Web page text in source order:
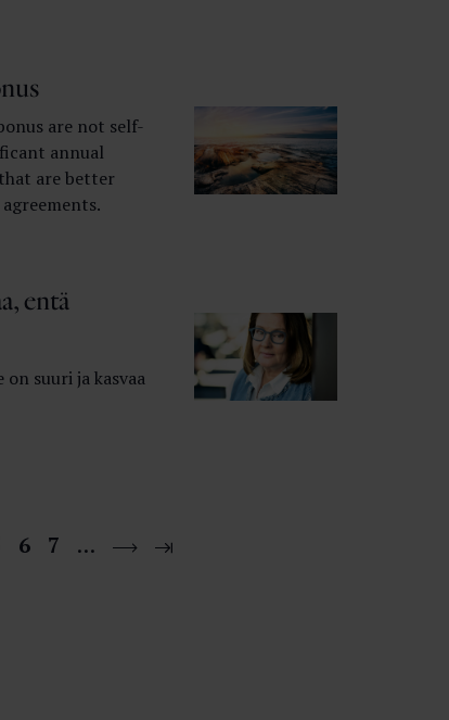
are not self-
annual
are better
entä
suuri ja kasvaa
6 7 …